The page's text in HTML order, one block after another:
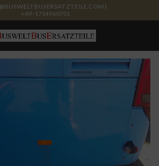
|
+49-1714960701